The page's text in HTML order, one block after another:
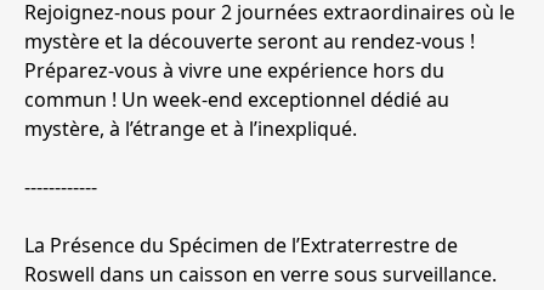
Rejoignez-nous pour 2 journées extraordinaires où le
mystère et la découverte seront au rendez-vous !
Préparez-vous à vivre une expérience hors du
commun ! Un week-end exceptionnel dédié au
mystère, à l’étrange et à l’inexpliqué.
------------
La Présence du Spécimen de l’Extraterrestre de
Roswell dans un caisson en verre sous surveillance.